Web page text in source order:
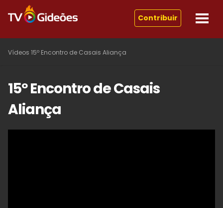
Contribuir
Vídeos 15º Encontro de Casais Aliança
15º Encontro de Casais
Aliança